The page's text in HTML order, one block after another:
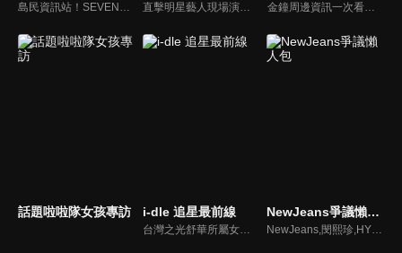
島民資訊站！SEVENTEEN近期資訊報你知 直擊明星藝人現場演出，體驗當下火熱氣氛 金鐘周邊資訊一次看，一起預測金鐘得主！
話題啦啦隊女孩專訪 i-dle 追星最前線
台灣之光舒華所屬女團最新消息報你知
NewJeans爭議懶人包
NewJeans,閔熙珍,HYBE爭議懶人包